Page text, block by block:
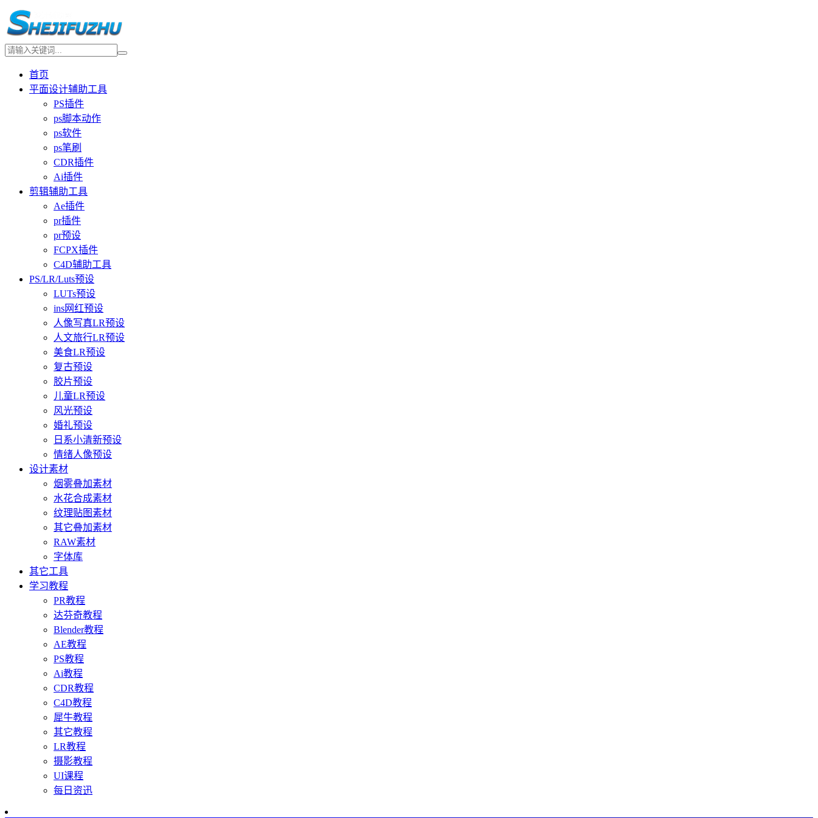
首页
平面设计辅助工具
PS插件
ps脚本动作
ps软件
ps笔刷
CDR插件
Ai插件
剪辑辅助工具
Ae插件
pr插件
pr预设
FCPX插件
C4D辅助工具
PS/LR/Luts预设
LUTs预设
ins网红预设
人像写真LR预设
人文旅行LR预设
美食LR预设
复古预设
胶片预设
儿童LR预设
风光预设
婚礼预设
日系小清新预设
情绪人像预设
设计素材
烟雾叠加素材
水花合成素材
纹理贴图素材
其它叠加素材
RAW素材
字体库
其它工具
学习教程
PR教程
达芬奇教程
Blender教程
AE教程
PS教程
Ai教程
CDR教程
C4D教程
犀牛教程
其它教程
LR教程
摄影教程
UI课程
每日资迅